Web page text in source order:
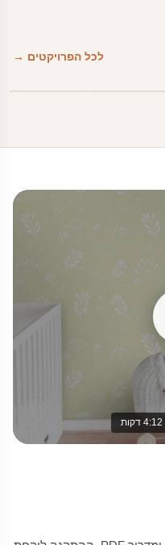
לכל הפרויקטים →